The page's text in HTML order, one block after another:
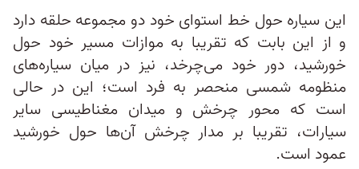
این سیاره حول خط استوای خود دو مجموعه حلقه دارد
و از این بابت که تقریبا به موازات مسیر خود حول
خورشید، دور خود می‌چرخد، نیز در میان سیاره‌های
منظومه شمسی منحصر به فرد است؛ این در حالی
است که محور چرخش و میدان مغناطیسی سایر
سیارات، تقریبا بر مدار چرخش آن‌ها حول خورشید
عمود است.